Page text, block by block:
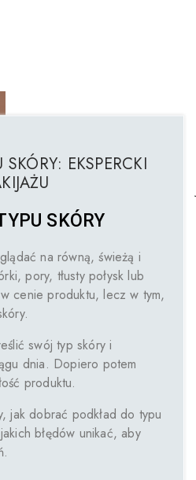
EKSPERCKI
SKÓRY
na równą, świeżą i
pory, tłusty połysk lub
cenie produktu, lecz w tym,
swój typ skóry i
dnia. Dopiero potem
produktu.
jak dobrać podkład do typu
błędów unikać, aby